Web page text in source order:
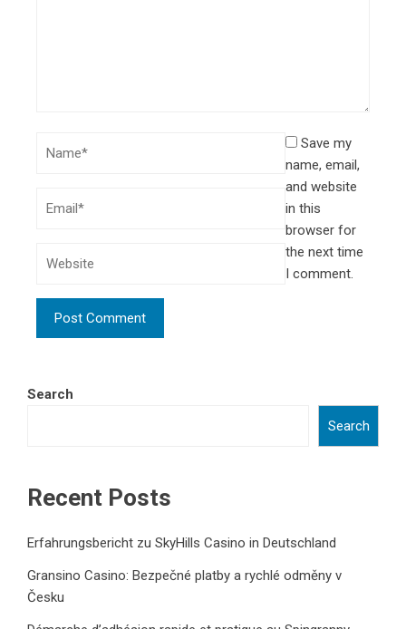
Save my
name, email,
and website
in this
browser for
the next time
I comment.
Search
Search
Recent Posts
Erfahrungsbericht zu SkyHills Casino in Deutschland
Gransino Casino: Bezpečné platby a rychlé odměny v
Česku